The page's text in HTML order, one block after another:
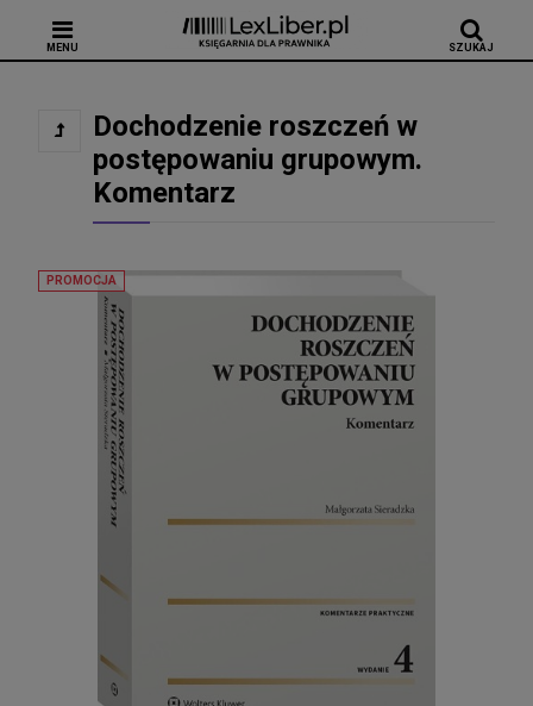
MENU SZUKAJ
Dochodzenie roszczeń w
postępowaniu grupowym.
Komentarz
PROMOCJA